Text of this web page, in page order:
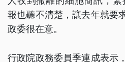
報也聽不清楚，讓去年就要
政委很在意。
行政院政務委員季連成表示